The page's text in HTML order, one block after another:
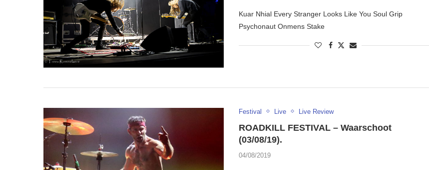
Kuar Nhial Every Stranger Looks Like You Soul Grip
Psychonaut Onmens Stake
Festival Live Live Review
ROADKILL FESTIVAL – Waarschoot
(03/08/19).
04/08/2019